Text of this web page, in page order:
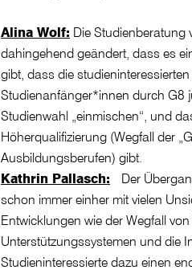
Alina Wolf: Die Studienberatung
dahingehend geändert, dass es
gibt, dass die
Studienanfänger*innen durch G8
Studienwahl „einmischen“, und
Höherqualifizierung (Wegfall der
Ausbildungsberufen) gibt.
Kathrin Pallasch:
Der
schon immer einher mit vielen
Entwicklungen wie der Wegfall
Unterstützungssystemen und die
Studieninteressierte dazu einen